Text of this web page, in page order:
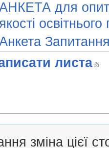
для
якості
листа
зміна цієї